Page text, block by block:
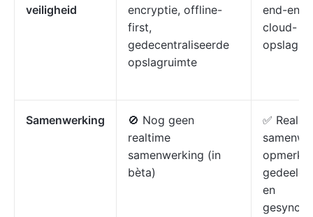
veiligheid
encryptie, offline-
first,
gedecentraliseerde
opslagruimte
end-
cloud-
Samenwerking
🚫 Nog geen
realtime
samenwerking (in
bèta)
✅ Real-
en